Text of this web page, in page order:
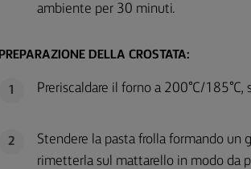
ambiente per 30 minuti.
PREPARAZIONE DELLA CROSTATA:
1 Preriscaldare il forno a 200°C/185°C,
2
Stendere la pasta frolla formando un
rimetterla sul mattarello in modo da